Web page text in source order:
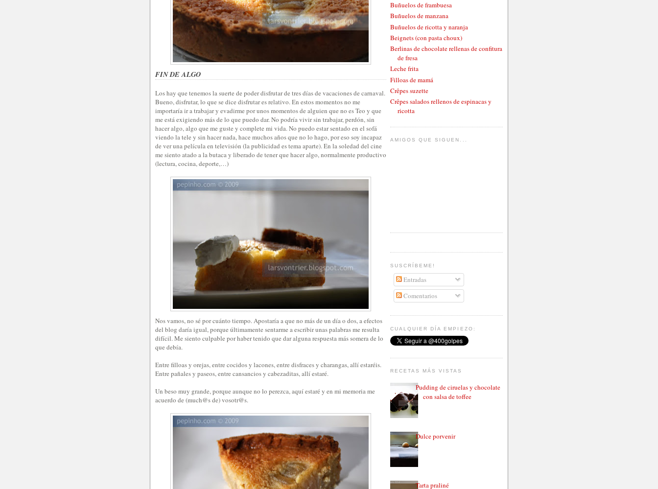
FIN DE ALGO
Los hay que tenemos la suerte de poder disfrutar de tres días de vacaciones de carnaval.
Bueno, disfrutar, lo que se dice disfrutar es relativo. En estos momentos no me
importaría ir a trabajar y evadirme por unos momentos de alguien que no es Teo y que
me está exigiendo más de lo que puedo dar. No podría vivir sin trabajar, perdón, sin
hacer algo, algo que me guste y complete mi vida. No puedo estar sentado en el sofá
viendo la tele y sin hacer nada, hace muchos años que no lo hago, por eso soy incapaz
de ver una película en televisión (la publicidad es tema aparte). En la soledad del cine
me siento atado a la butaca y liberado de tener que hacer algo, normalmente productivo
(lectura, cocina, deporte,…)
Nos vamos, no sé por cuánto tiempo. Apostaría a que no más de un día o dos, a efectos
del blog daría igual, porque últimamente sentarme a escribir unas palabras me resulta
difícil. Me siento culpable por haber tenido que dar alguna respuesta más somera de lo
que debía.
Entre filloas y orejas, entre cocidos y lacones, entre disfraces y charangas, allí estaréis.
Entre pañales y paseos, entre cansancios y cabezaditas, allí estaré.
Un beso muy grande, porque aunque no lo perezca, aquí estaré y en mi memoria me
acuerdo de (much@s de) vosotr@s.
Buñuelos de frambuesa
Buñuelos de manzana
Buñuelos de ricotta y naranja
Beignets (con pasta choux)
Berlinas de chocolate rellenas de confitura
de fresa
Leche frita
Filloas de mamá
Crêpes suzette
Crêpes salados rellenos de espinacas y
ricotta
AMIGOS QUE SIGUEN...
SUSCRÍBEME!
Entradas
Comentarios
CUALQUIER DÍA EMPIEZO:
RECETAS MÁS VISTAS
Pudding de ciruelas y chocolate
con salsa de toffee
Dulce porvenir
Tarta praliné